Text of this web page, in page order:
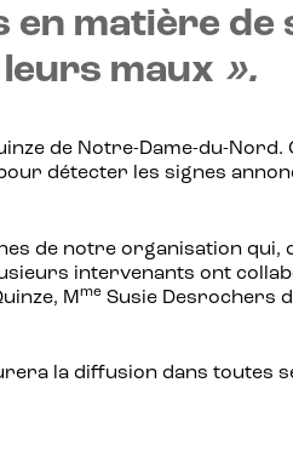
matière de
maux ».
de Notre-Dame-du-
détecter les signes
de notre organisation qui,
intervenants ont
M me Susie Desrochers
la diffusion dans toutes